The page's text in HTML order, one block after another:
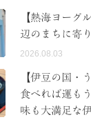
【熱海ヨーグ
辺のまちに寄
2026.08.03
【伊豆の国・
食べれば運も
味も大満足な